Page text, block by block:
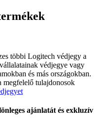
többi Logitech védjegy a
védjegye vagy
és más országokban.
megfelelő tulajdonosok
ajánlatát és exkluzív